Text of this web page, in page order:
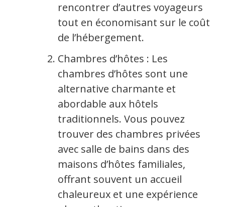
rencontrer d’autres voyageurs
tout en économisant sur le coût
de l’hébergement.
Chambres d’hôtes : Les
chambres d’hôtes sont une
alternative charmante et
abordable aux hôtels
traditionnels. Vous pouvez
trouver des chambres privées
avec salle de bains dans des
maisons d’hôtes familiales,
offrant souvent un accueil
chaleureux et une expérience